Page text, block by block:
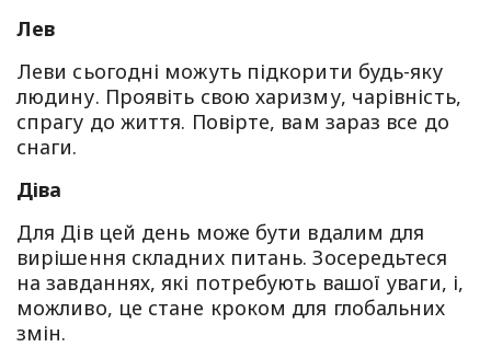
Лев
Леви сьогодні можуть підкорити будь-яку
людину. Проявіть свою харизму, чарівність,
спрагу до життя. Повірте, вам зараз все до
снаги.
Діва
Для Дів цей день може бути вдалим для
вирішення складних питань. Зосередьтеся
на завданнях, які потребують вашої уваги, і,
можливо, це стане кроком для глобальних
змін.